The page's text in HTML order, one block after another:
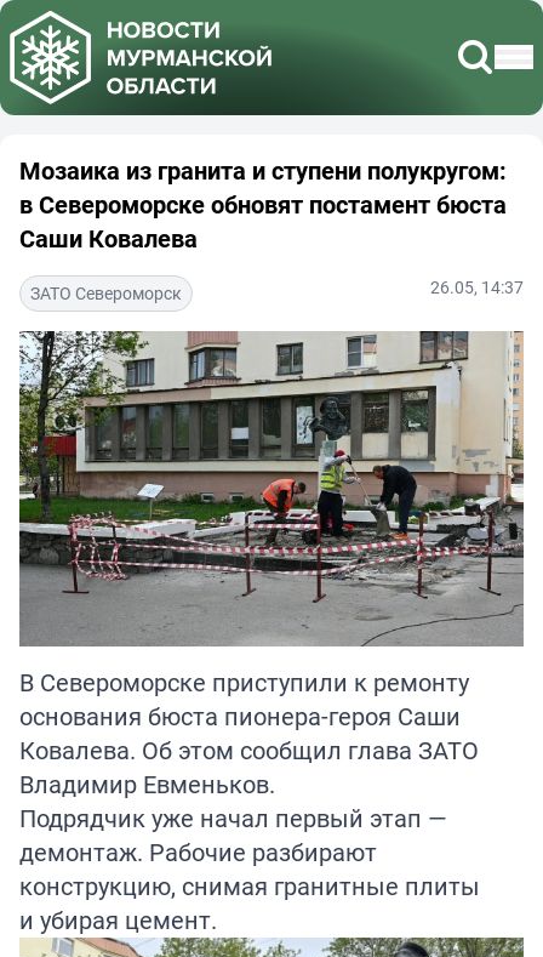
Мозаика из гранита и ступени полукругом:
в Североморске обновят постамент бюста
Саши Ковалева
ЗАТО Североморск 26.05, 14:37
В Североморске приступили к ремонту
основания бюста пионера-героя Саши
Ковалева. Об этом сообщил глава ЗАТО
Владимир Евменьков.
Подрядчик уже начал первый этап —
демонтаж. Рабочие разбирают
конструкцию, снимая гранитные плиты
и убирая цемент.